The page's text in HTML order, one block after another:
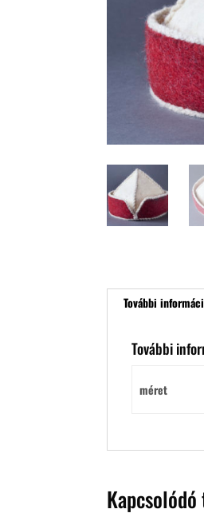
További
További
méret